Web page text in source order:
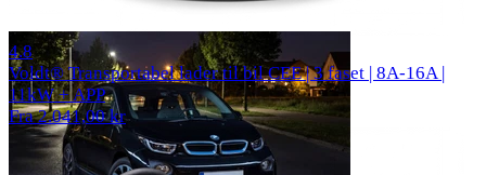
4.8310 anmeldelser
Voldt® Transportabel lader til bil CEE | 3 faset | 8A-16A |
11kW + APP
Fra 2.041,00 kr